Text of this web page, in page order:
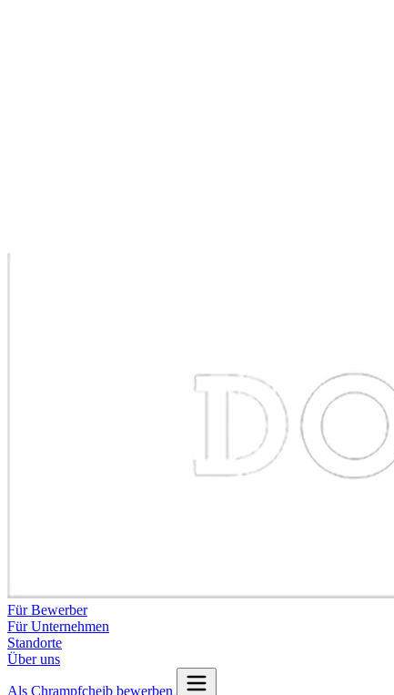
Für Bewerber
Für Unternehmen
Standorte
Über uns
Als Chrampfcheib bewerben